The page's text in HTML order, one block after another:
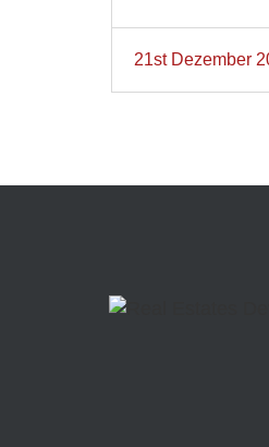
21st Dezember